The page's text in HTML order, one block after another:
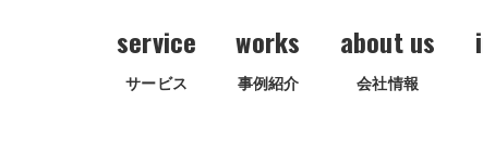
service
サービス
works
事例紹介
about us
会社情報